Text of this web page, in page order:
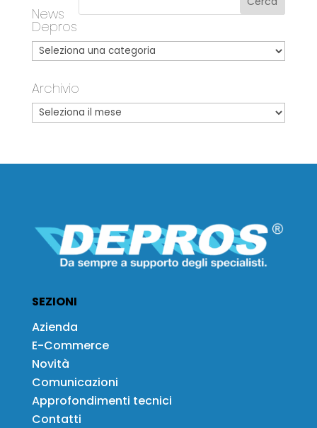
News
Depros
Archivio
SEZIONI
Azienda
E-Commerce
Novità
Comunicazioni
Approfondimenti tecnici
Contatti